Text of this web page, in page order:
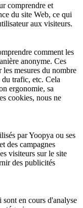
comprendre et
du site Web, ce qui
aux visiteurs.
comment les
anonyme. Ces
mesures du nombre
trafic, etc. Cela
ergonomie, sa
cookies, nous ne
par Yoopya ou ses
des campagnes
visiteurs sur le site
des publicités
sont en cours d'analyse